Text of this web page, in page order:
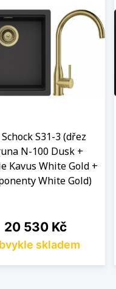
S31-3 (dřez
N-100 Dusk +
Kavus White Gold +
White Gold)
Cena
20 530 Kč
skladem